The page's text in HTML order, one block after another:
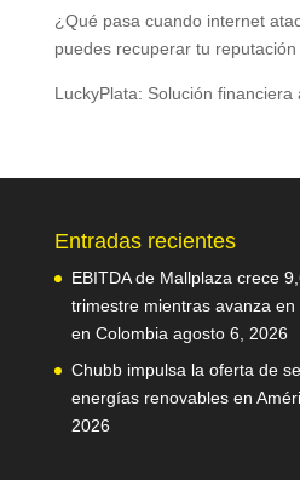
¿Qué pasa cuando internet
puedes recuperar tu reputación
LuckyPlata: Solución
Entradas recientes
EBITDA de Mallplaza crece
trimestre mientras avanza
en Colombia agosto 6, 2026
Chubb impulsa la oferta de
energías renovables en
2026